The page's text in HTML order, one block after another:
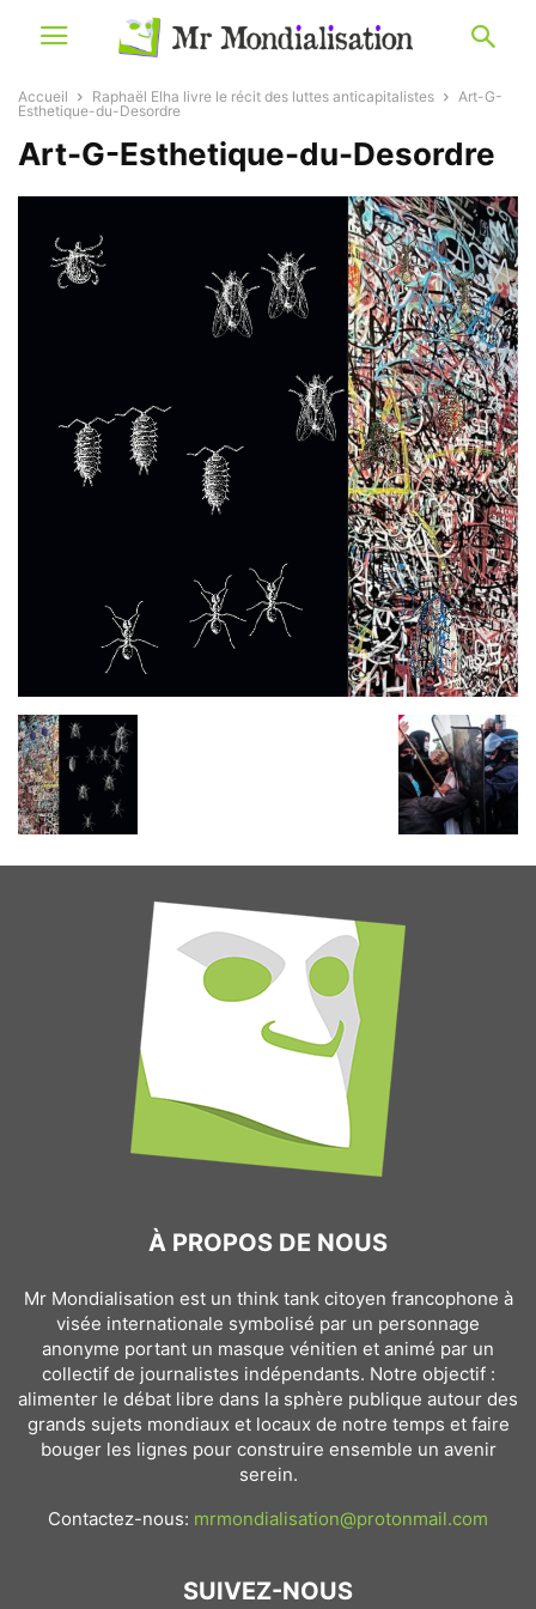
Accueil Raphaël Elha livre le récit des luttes anticapitalistes
Art-G-
Esthetique-du-Desordre
Art-G-Esthetique-du-Desordre
À PROPOS DE NOUS
Mr Mondialisation est un think tank citoyen francophone à
visée internationale symbolisé par un personnage
anonyme portant un masque vénitien et animé par un
collectif de journalistes indépendants. Notre objectif :
alimenter le débat libre dans la sphère publique autour des
grands sujets mondiaux et locaux de notre temps et faire
bouger les lignes pour construire ensemble un avenir
serein.
Contactez-nous: mrmondialisation@protonmail.com
SUIVEZ-NOUS